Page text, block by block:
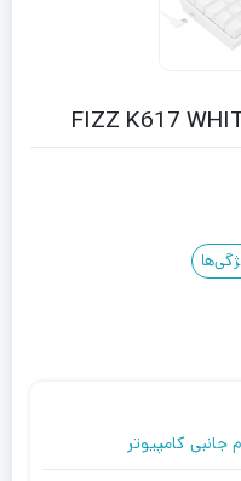
جانبی کامپیوتر